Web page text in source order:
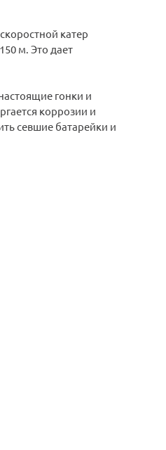
катер
м. Это дает
гонки и
коррозии и
севшие батарейки и